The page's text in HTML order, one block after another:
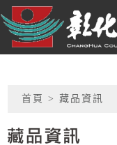
跳到主要內容
彰化縣文化局
網頁導覽
:::
首頁 > 藏品資訊
藏品資訊